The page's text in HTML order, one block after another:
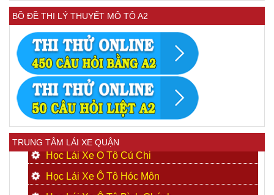
BỒ ĐỀ THI LÝ THUYẾT MÔ TÔ A2
TRUNG TÂM LÁI XE QUẬN
Học Lái Xe Ô Tô Củ Chi
Học Lái Xe Ô Tô Hóc Môn